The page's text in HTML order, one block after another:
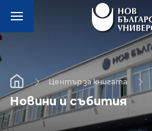
Център за книгата
Новини и събития